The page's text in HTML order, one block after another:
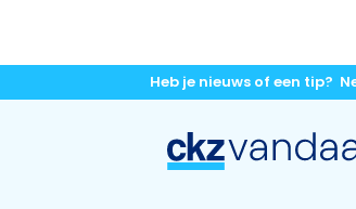
Heb je nieuws of een tip?